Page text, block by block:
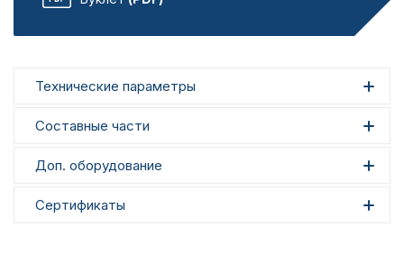
Технические параметры
Составные части
Доп. оборудование
Сертификаты